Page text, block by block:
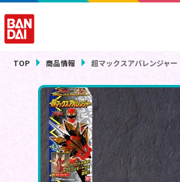
TOP 商品情報 超マックスアバレンジャー